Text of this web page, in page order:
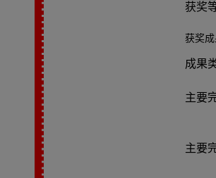
获奖
获奖
成果
主要
主要